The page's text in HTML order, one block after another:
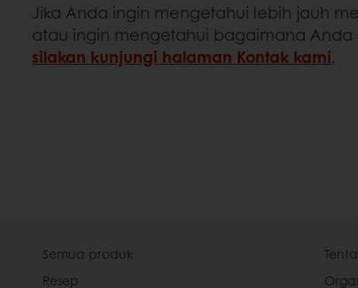
Jika Anda ingin mengetahui lebih jauh
atau ingin mengetahui bagaimana
silakan kunjungi halaman Kontak kami.
Semua produk
Resep